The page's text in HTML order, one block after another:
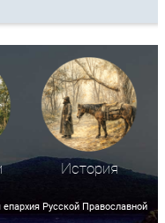
История
Русской Православной